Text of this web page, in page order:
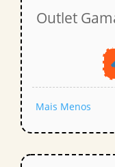
Outlet
Mais Menos